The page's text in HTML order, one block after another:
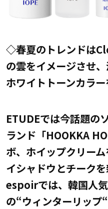
◇春夏のトレンドは
の雲をイメージさせ
ホワイトトーンカラ
ETUDEでは今話題の
ランド「HOOKKA
ボ、ホイップクリー
イシャドウとチークを
espoirでは、韓国人
の“ウィンターリップ